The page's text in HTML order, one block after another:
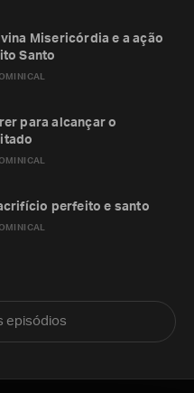
Misericórdia e a ação
Santo
para alcançar o
perfeito e santo
episódios